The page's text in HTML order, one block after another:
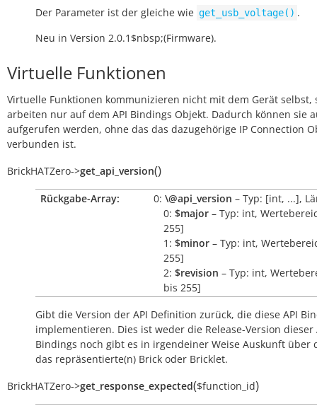
Der Parameter ist der gleiche wie get_usb_voltage() .
Neu in Version 2.0.1$nbsp;(Firmware).
Virtuelle Funktionen
Virtuelle Funktionen kommunizieren nicht mit dem Gerät selbst,
arbeiten nur auf dem API Bindings Objekt. Dadurch können sie
aufgerufen werden, ohne das das dazugehörige IP Connection
verbunden ist.
BrickHATZero->get_api_version()
Rückgabe-Array: 0: \@api_version – Typ: [int, ...],
0: $major – Typ: int,
255]
1: $minor – Typ: int,
255]
2: $revision – Typ: int,
bis 255]
Gibt die Version der API Definition zurück, die diese API
implementieren. Dies ist weder die Release-Version dieser
Bindings noch gibt es in irgendeiner Weise Auskunft über
das repräsentierte(n) Brick oder Bricklet.
BrickHATZero->get_response_expected($function_id)